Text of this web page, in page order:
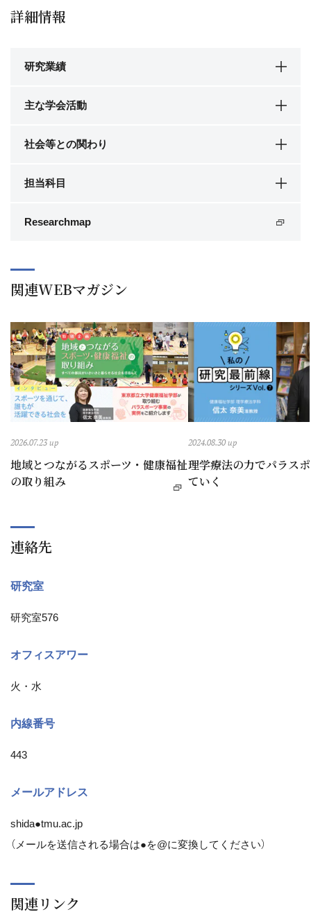
詳細情報
研究業績
主な学会活動
社会等との関わり
担当科目
Researchmap
関連WEBマガジン
2026.07.23 up
地域とつながるスポーツ・健康福祉
の取り組み
2024.08.30 up
理学療法の力でパラス
ていく
連絡先
研究室
研究室576
オフィスアワー
火・水
内線番号
443
メールアドレス
shida●tmu.ac.jp
（メールを送信される場合は●を@に変換してください）
関連リンク